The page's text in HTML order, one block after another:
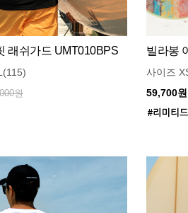
래쉬가드 UMT010BPS
원
빌라봉
사이즈
59,700원